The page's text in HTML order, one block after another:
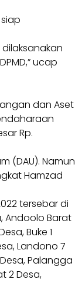
ucap
dan Aset
Rp.
(DAU). Namun
Hamzad
tersebar di
Andoolo Barat
Buke 1
Landono 7
Palangga
2 Desa,